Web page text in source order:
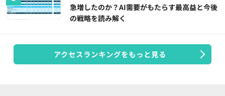
急増したのか？AI需要がもたらす最高益と今後
の戦略を読み解く
アクセスランキングをもっと見る